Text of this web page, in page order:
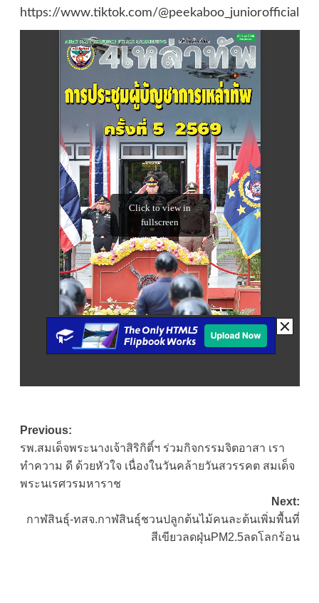
https://www.tiktok.com/@peekaboo_juniorofficial
Post
navigation
Previous:
รพ.สมเด็จพระนางเจ้าสิริกิติ์ฯ ร่วมกิจกรรมจิตอาสา เรา
ทำความ ดี ด้วยหัวใจ เนื่องในวันคล้ายวันสวรรคต สมเด็จ
พระนเรศวรมหาราช
Next:
กาฬสินธุ์-ทสจ.กาฬสินธุ์ชวนปลูกต้นไม้คนละต้นเพิ่มพื้นที่
สีเขียวลดฝุ่นPM2.5ลดโลกร้อน